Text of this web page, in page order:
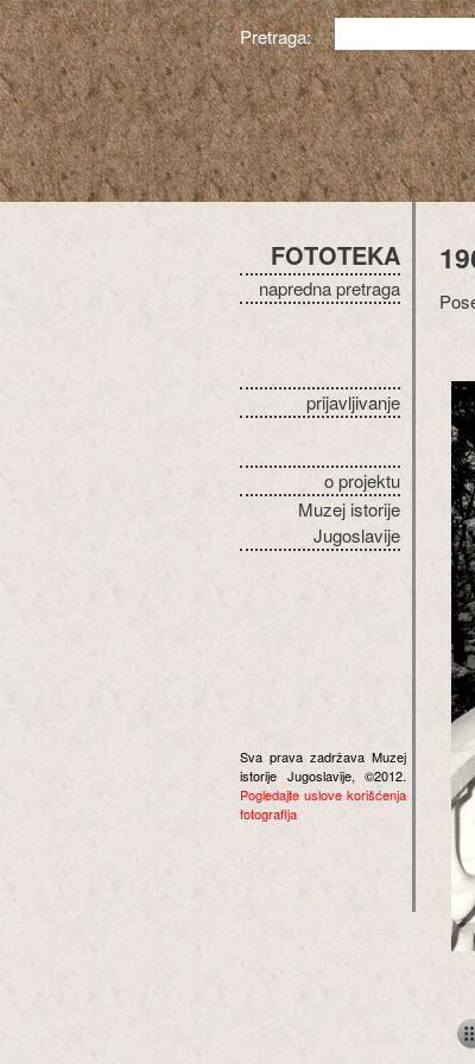
Pretraga:
FOTOTEKA
napredna pretraga
prijavljivanje
o projektu
Muzej istorije
Jugoslavije
Sva prava zadržava Muzej
istorije Jugoslavije, ©2012.
Pogledajte uslove korišćenja
fotografija